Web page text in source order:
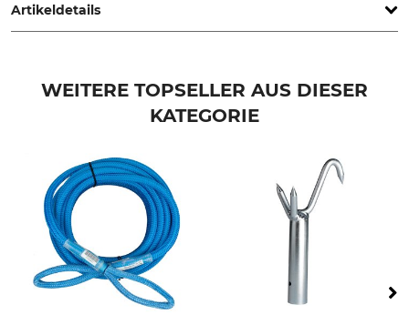
Artikeldetails
Herstellung
WEITERE TOPSELLER AUS DIESER
KATEGORIE